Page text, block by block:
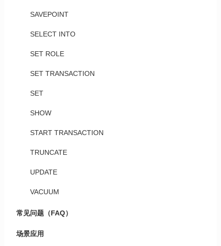
SAVEPOINT
SELECT INTO
SET ROLE
SET TRANSACTION
SET
SHOW
START TRANSACTION
TRUNCATE
UPDATE
VACUUM
常见问题（FAQ）
场景应用